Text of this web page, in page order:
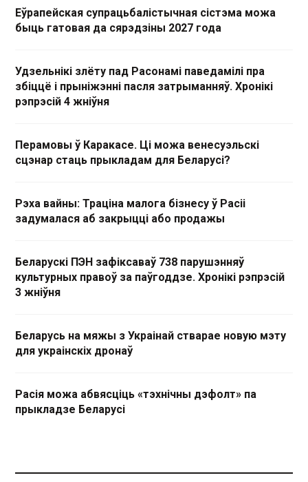
Еўрапейская супрацьбалістычная сістэма можа
быць гатовая да сярэдзіны 2027 года
Удзельнікі злёту пад Расонамі паведамілі пра
збіццё і прыніжэнні пасля затрыманняў. Хронікі
рэпрэсій 4 жніўня
Перамовы ў Каракасе. Ці можа венесуэльскі
сцэнар стаць прыкладам для Беларусі?
Рэха вайны: Траціна малога бізнесу ў Расіі
задумалася аб закрыцці або продажы
Беларускі ПЭН зафіксаваў 738 парушэнняў
культурных правоў за паўгоддзе. Хронікі рэпрэсій
3 жніўня
Беларусь на мяжы з Украінай стварае новую мэту
для украінскіх дронаў
Расія можа абвясціць «тэхнічны дэфолт» па
прыкладзе Беларусі